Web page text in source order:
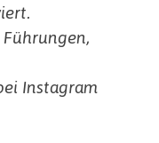
Instagram